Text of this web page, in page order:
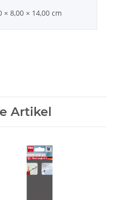
× 8,00 × 14,00 cm
Artikel